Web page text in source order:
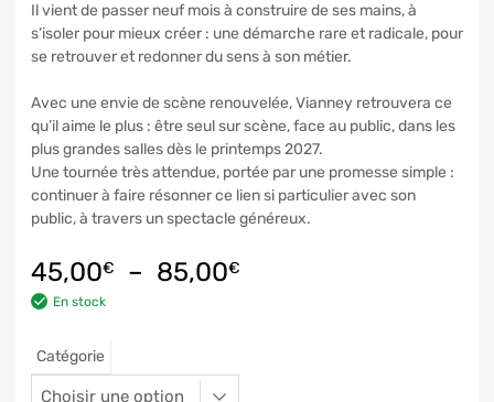
Il vient de passer neuf mois à construire de ses mains, à
s’isoler pour mieux créer : une démarche rare et radicale, pour
se retrouver et redonner du sens à son métier.
Avec une envie de scène renouvelée, Vianney retrouvera ce
qu’il aime le plus : être seul sur scène, face au public, dans les
plus grandes salles dès le printemps 2027.
Une tournée très attendue, portée par une promesse simple :
continuer à faire résonner ce lien si particulier avec son
public, à travers un spectacle généreux.
45,00€ – 85,00€
En stock
Catégorie